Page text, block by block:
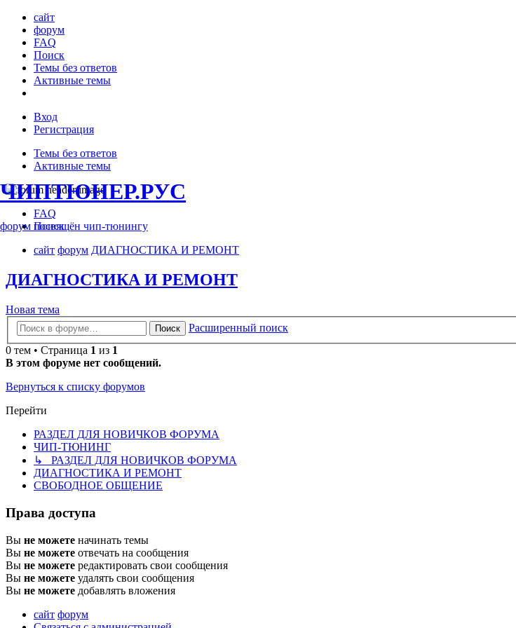
сайт
форум
FAQ
Поиск
Темы без ответов
Активные темы
Вход
Регистрация
Темы без ответов
Активные темы
ЧИПТЮНЕР.РУС
форум посвящён чип-тюнингу
FAQ
Поиск
сайт форум ДИАГНОСТИКА И РЕМОНТ
ДИАГНОСТИКА И РЕМОНТ
Новая тема
Поиск
Расширенный поиск
0 тем • Страница 1 из 1
В этом форуме нет сообщений.
Вернуться к списку форумов
Перейти
РАЗДЕЛ ДЛЯ НОВИЧКОВ ФОРУМА
ЧИП-ТЮНИНГ
↳ РАЗДЕЛ ДЛЯ НОВИЧКОВ ФОРУМА
ДИАГНОСТИКА И РЕМОНТ
СВОБОДНОЕ ОБЩЕНИЕ
Права доступа
Вы не можете начинать темы
Вы не можете отвечать на сообщения
Вы не можете редактировать свои сообщения
Вы не можете удалять свои сообщения
Вы не можете добавлять вложения
сайт форум